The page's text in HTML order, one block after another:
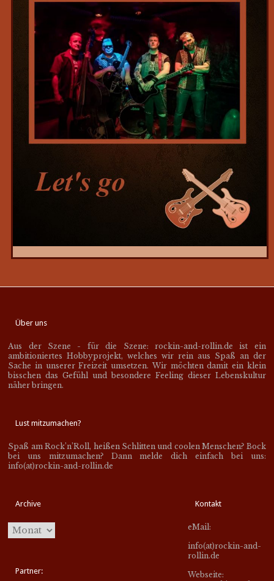
Über uns
Aus der Szene - für die Szene: rockin-and-rollin.de ist ein
ambitioniertes Hobbyprojekt, welches wir rein aus Spaß an der
Sache in unserer Freizeit umsetzen. Wir möchten damit ein klein
bisschen das Gefühl und besondere Feeling dieser Lebenskultur
näher bringen.
Lust mitzumachen?
Spaß am Rock’n’Roll, heißen Schlitten und coolen Menschen? Bock
bei uns mitzumachen? Dann melde dich einfach bei uns:
info(at)rockin-and-rollin.de
Archive
Partner:
Kontakt
eMail:
info(at)rockin-and-
rollin.de
Webseite: